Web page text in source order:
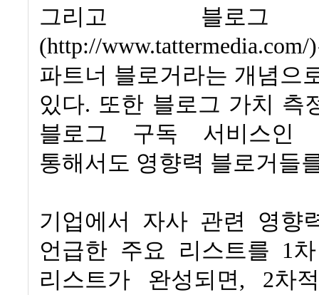
그리고 블로그
(http://www.tattermedia.com/)
파트너 블로거라는 개념으
있다. 또한 블로그 가치 측
블로그 구독 서비스인
통해서도 영향력 블로거들
기업에서 자사 관련 영향
언급한 주요 리스트를 1
리스트가 완성되면, 2차